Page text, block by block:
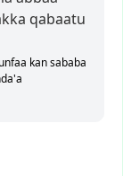
qabaatu
kan sababa